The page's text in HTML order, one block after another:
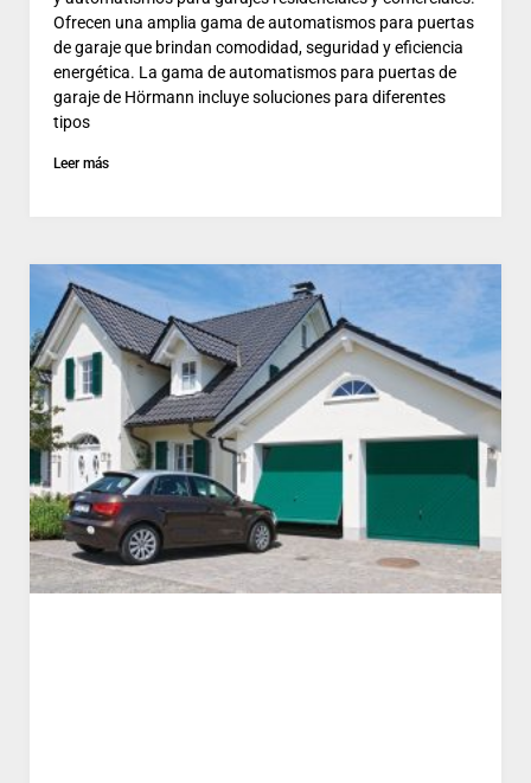
Ofrecen una amplia gama de automatismos para puertas
de garaje que brindan comodidad, seguridad y eficiencia
energética. La gama de automatismos para puertas de
garaje de Hörmann incluye soluciones para diferentes
tipos
Leer más